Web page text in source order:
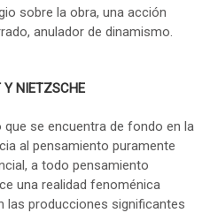
sobre la obra, una acción
anulador de dinamismo.
Y NIETZSCHE
se encuentra de fondo en la
al pensamiento puramente
a todo pensamiento
una realidad fenoménica
las producciones significantes